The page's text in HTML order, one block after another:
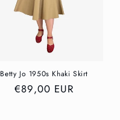
Betty Jo 1950s Khaki Skirt
Normale
€89,00 EUR